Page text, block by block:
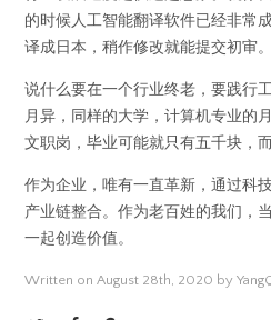
的时候人工智能翻译软件已经非常
译成日本，稍作修改就能提交初审。
说什么要在一个行业终老，要践行
月异，同样的大学，计算机专业的
文职岗，毕业可能就只有五千块，
作为企业，唯有一直革新，通过科
产业链整合。作为老百姓的我们，
一起创造价值。
Written on August 28th, 2020 by